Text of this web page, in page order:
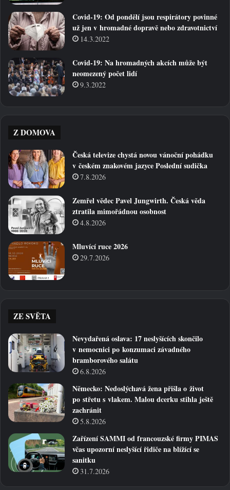
Covid-19: Od pondělí jsou respirátory povinné
už jen v hromadné dopravě nebo zdravotnictví
14.3.2022
Covid-19: Na hromadných akcích může být
neomezený počet lidí
9.3.2022
Z DOMOVA
Česká televize chystá novou vánoční pohádku
v českém znakovém jazyce Poslední sudička
7.8.2026
Zemřel vědec Pavel Jungwirth. Česká věda
ztratila mimořádnou osobnost
4.8.2026
Mluvící ruce 2026
29.7.2026
ZE SVĚTA
Nevydařená oslava: 17 neslyšících skončilo
v nemocnici po konzumaci závadného
bramborového salátu
6.8.2026
Německo: Nedoslýchavá žena přišla o život
po střetu s vlakem. Malou dcerku stihla ještě
zachránit
5.8.2026
Zařízení SAMMI od francouzské firmy PIMAS
včas upozorní neslyšící řidiče na blížící se
sanitku
31.7.2026